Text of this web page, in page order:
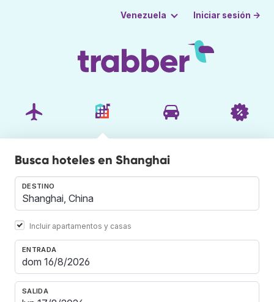
Venezuela Iniciar sesión →
Busca hoteles en Shanghai
DESTINO
Incluir apartamentos y casas
ENTRADA
SALIDA